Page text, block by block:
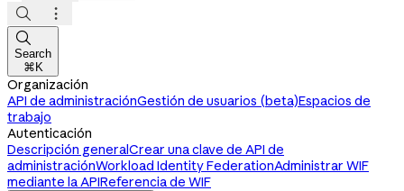



Search
⌘K
Organización
API de administraciónGestión de usuarios (beta)Espacios de
trabajo
Autenticación
Descripción generalCrear una clave de API de
administraciónWorkload Identity FederationAdministrar WIF
mediante la APIReferencia de WIF